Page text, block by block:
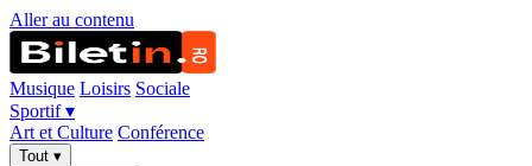
Aller au contenu
Musique Loisirs Sociale
Sportif▾
Art et Culture Conférence
Tout ▾